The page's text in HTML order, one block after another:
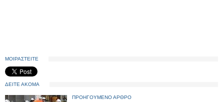
ΜΟΙΡΑΣΤΕΙΤΕ
ΔΕΙΤΕ ΑΚΟΜΑ
ΠΡΟΗΓΟΥΜΕΝΟ ΑΡΘΡΟ